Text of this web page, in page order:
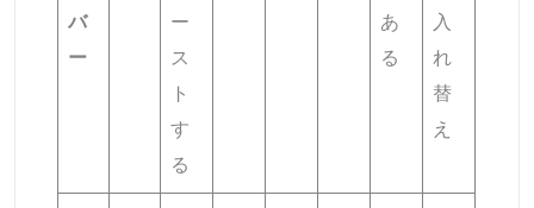
バ
ー
ー
ス
ト
す
る
あ
る
入
れ
替
え